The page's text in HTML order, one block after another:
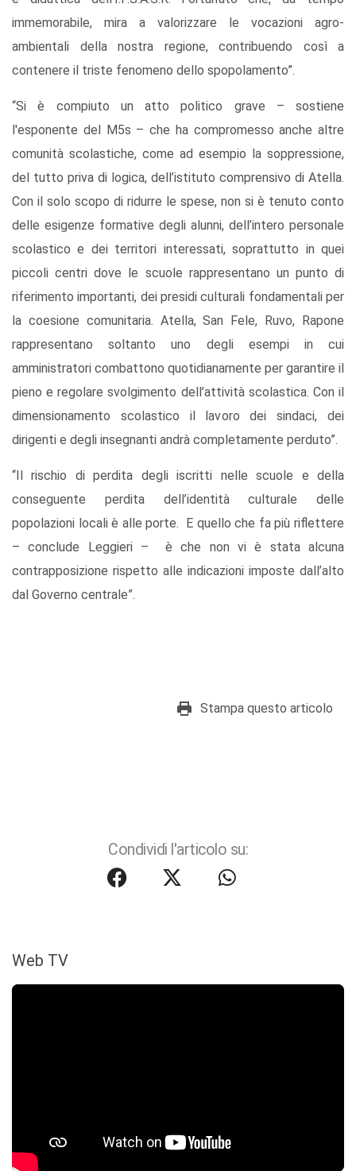
immemorabile, mira a valorizzare le vocazioni agro-
ambientali della nostra regione, contribuendo così a
contenere il triste fenomeno dello spopolamento”.
“Si è compiuto un atto politico grave – sostiene
l'esponente del M5s – che ha compromesso anche altre
comunità scolastiche, come ad esempio la soppressione,
del tutto priva di logica, dell’istituto comprensivo di Atella.
Con il solo scopo di ridurre le spese, non si è tenuto conto
delle esigenze formative degli alunni, dell’intero personale
scolastico e dei territori interessati, soprattutto in quei
piccoli centri dove le scuole rappresentano un punto di
riferimento importanti, dei presidi culturali fondamentali per
la coesione comunitaria. Atella, San Fele, Ruvo, Rapone
rappresentano soltanto uno degli esempi in cui
amministratori combattono quotidianamente per garantire il
pieno e regolare svolgimento dell’attività scolastica. Con il
dimensionamento scolastico il lavoro dei sindaci, dei
dirigenti e degli insegnanti andrà completamente perduto”.
“Il rischio di perdita degli iscritti nelle scuole e della
conseguente perdita dell’identità culturale delle
popolazioni locali è alle porte. E quello che fa più riflettere
– conclude Leggieri – è che non vi è stata alcuna
contrapposizione rispetto alle indicazioni imposte dall’alto
dal Governo centrale”.
Stampa questo articolo
Condividi l'articolo su:
Web TV